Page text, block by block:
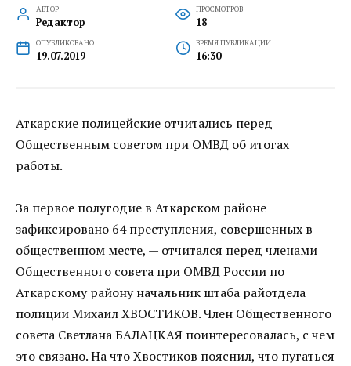
АВТОР
Редактор
ПРОСМОТРОВ
18
ОПУБЛИКОВАНО
19.07.2019
ВРЕМЯ ПУБЛИКАЦИИ
16:30
Аткарские полицейские отчитались перед
Общественным советом при ОМВД об итогах
работы.
За первое полугодие в Аткарском районе
зафиксировано 64 преступления, совершенных в
общественном месте, — отчитался перед членами
Общественного совета при ОМВД России по
Аткарскому району начальник штаба райотдела
полиции Михаил ХВОСТИКОВ. Член Общественного
совета Светлана БАЛАЦКАЯ поинтересовалась, с чем
это связано. На что Хвостиков пояснил, что пугаться